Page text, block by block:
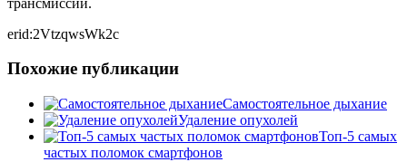
erid:2VtzqwsWk2c
Похожие публикации
Самостоятельное дыхание
Удаление опухолей
Топ-5 самых
частых поломок смартфонов